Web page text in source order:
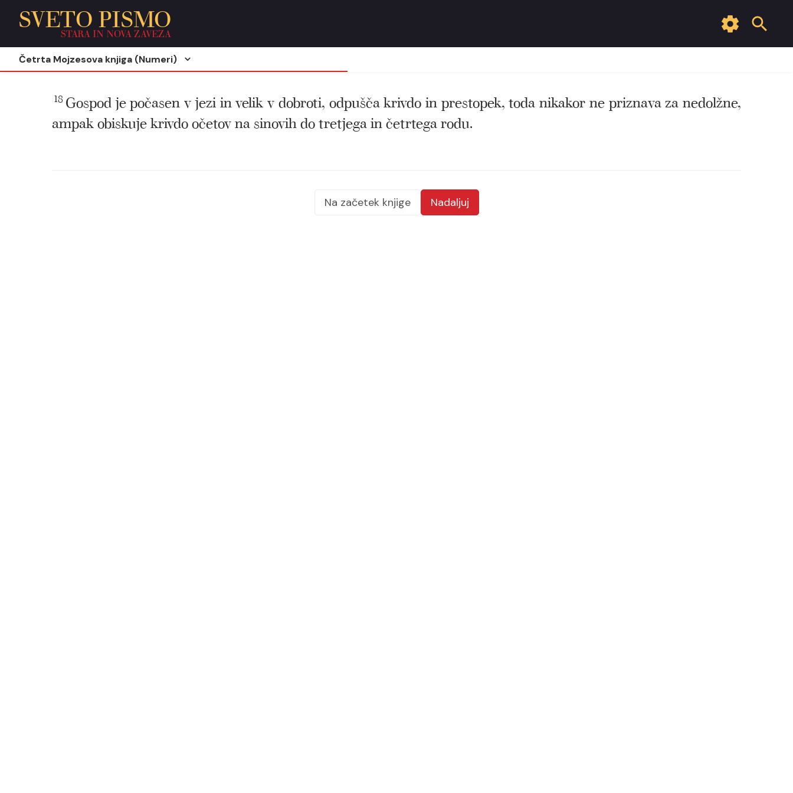
SVETO PISMO
STARA IN NOVA ZAVEZA
Četrta Mojzesova knjiga (Numeri)
18 Gospod je počasen v jezi in velik v dobroti, odpušča krivdo in prestopek, toda nikakor ne priznava za nedolžne,
ampak obiskuje krivdo očetov na sinovih do tretjega in četrtega rodu.
Na začetek knjige Nadaljuj